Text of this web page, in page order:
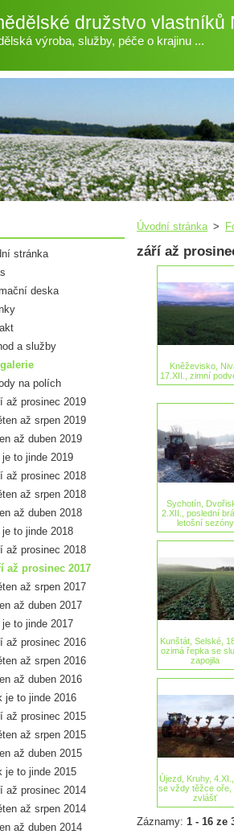
družstvo vlastníků
výroba, služby, péče o krajinu ...
Úvodní stránka >
září až
Kněževisko,
17.XII., zimní
Sychotín,
2.XII., poslední
letošní sezóny
Kunštát, Selské,
ozimá řepka se
zapojila
Újezd, Kruhy,
se vždy těžce oře,
zvlášť
Záznamy: 1 - 16 ze
stránka
deska
a služby
na polích
až prosinec 2019
až srpen 2019
až duben 2019
to jinde 2019
až prosinec 2018
až srpen 2018
až duben 2018
to jinde 2018
až prosinec 2018
až prosinec 2017
až srpen 2017
až duben 2017
to jinde 2017
až prosinec 2016
až srpen 2016
až duben 2016
je to jinde 2016
až prosinec 2015
až srpen 2015
až duben 2015
je to jinde 2015
až prosinec 2014
až srpen 2014
až duben 2014